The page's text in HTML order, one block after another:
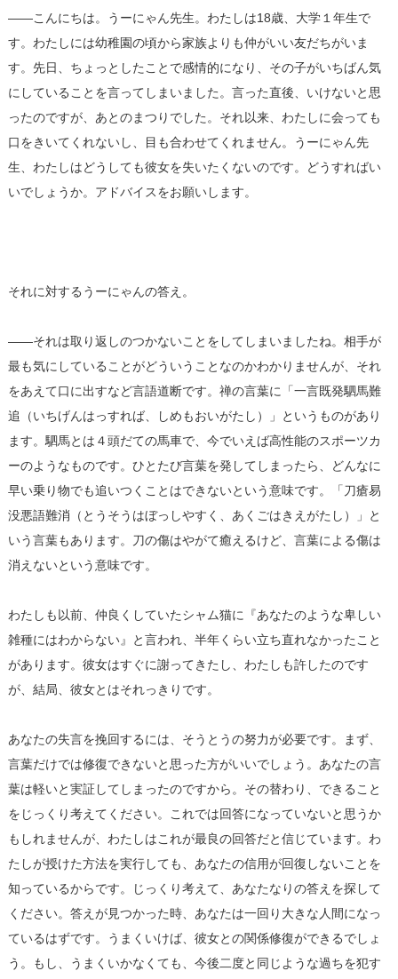
――こんにちは。うーにゃん先生。わたしは18歳、大学１年生で
す。わたしには幼稚園の頃から家族よりも仲がいい友だちがいま
す。先日、ちょっとしたことで感情的になり、その子がいちばん気
にしていることを言ってしまいました。言った直後、いけないと思
ったのですが、あとのまつりでした。それ以来、わたしに会っても
口をきいてくれないし、目も合わせてくれません。うーにゃん先
生、わたしはどうしても彼女を失いたくないのです。どうすればい
いでしょうか。アドバイスをお願いします。
それに対するうーにゃんの答え。
――それは取り返しのつかないことをしてしまいましたね。相手が
最も気にしていることがどういうことなのかわかりませんが、それ
をあえて口に出すなど言語道断です。禅の言葉に「一言既発駟馬難
追（いちげんはっすれば、しめもおいがたし）」というものがあり
ます。駟馬とは４頭だての馬車で、今でいえば高性能のスポーツカ
ーのようなものです。ひとたび言葉を発してしまったら、どんなに
早い乗り物でも追いつくことはできないという意味です。「刀瘡易
没悪語難消（とうそうはぼっしやすく、あくごはきえがたし）」と
いう言葉もあります。刀の傷はやがて癒えるけど、言葉による傷は
消えないという意味です。
わたしも以前、仲良くしていたシャム猫に『あなたのような卑しい
雑種にはわからない』と言われ、半年くらい立ち直れなかったこと
があります。彼女はすぐに謝ってきたし、わたしも許したのです
が、結局、彼女とはそれっきりです。
あなたの失言を挽回するには、そうとうの努力が必要です。まず、
言葉だけでは修復できないと思った方がいいでしょう。あなたの言
葉は軽いと実証してしまったのですから。その替わり、できること
をじっくり考えてください。これでは回答になっていないと思うか
もしれませんが、わたしはこれが最良の回答だと信じています。わ
たしが授けた方法を実行しても、あなたの信用が回復しないことを
知っているからです。じっくり考えて、あなたなりの答えを探して
ください。答えが見つかった時、あなたは一回り大きな人間になっ
ているはずです。うまくいけば、彼女との関係修復ができるでしょ
う。もし、うまくいかなくても、今後二度と同じような過ちを犯す